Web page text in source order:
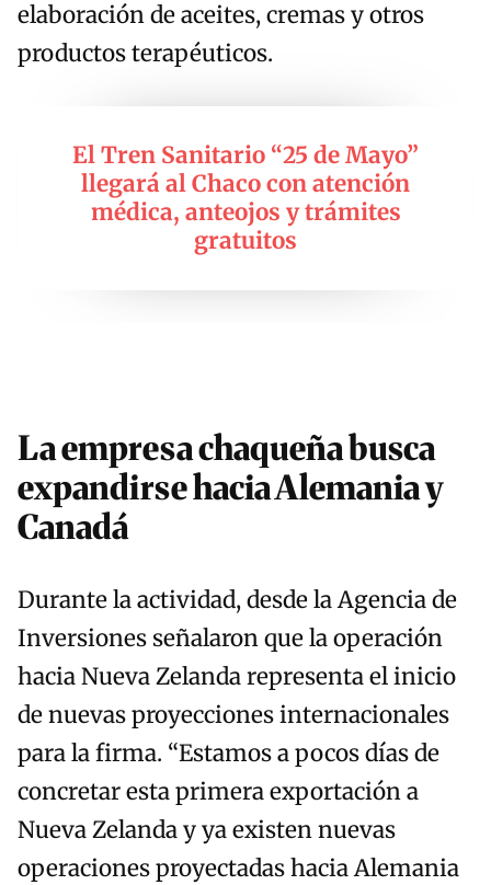
elaboración de aceites, cremas y otros
productos terapéuticos.
El Tren Sanitario “25 de Mayo”
llegará al Chaco con atención
médica, anteojos y trámites
gratuitos
La empresa chaqueña busca
expandirse hacia Alemania y
Canadá
Durante la actividad, desde la Agencia de
Inversiones señalaron que la operación
hacia Nueva Zelanda representa el inicio
de nuevas proyecciones internacionales
para la firma. “Estamos a pocos días de
concretar esta primera exportación a
Nueva Zelanda y ya existen nuevas
operaciones proyectadas hacia Alemania